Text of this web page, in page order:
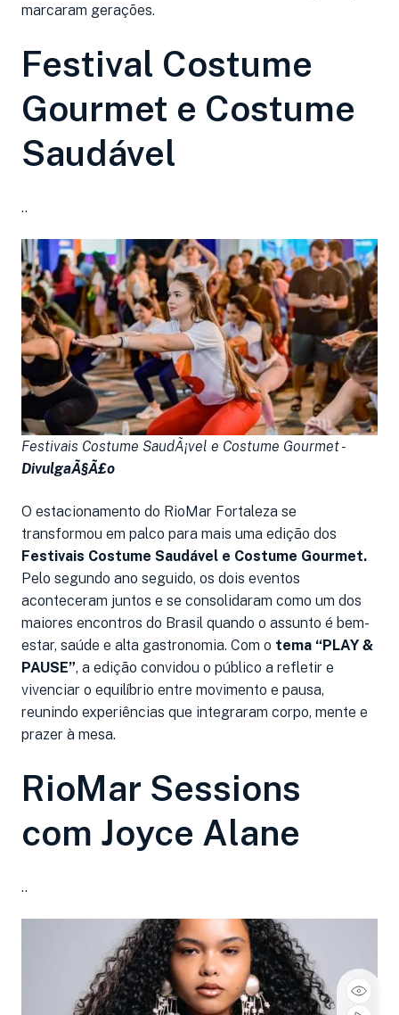
marcaram gerações.
Festival Costume
Gourmet e Costume
Saudável
..
Festivais Costume SaudÃ¡vel e Costume Gourmet -
DivulgaÃ§Ã£o
O estacionamento do RioMar Fortaleza se
transformou em palco para mais uma edição dos
Festivais Costume Saudável e Costume Gourmet.
Pelo segundo ano seguido, os dois eventos
aconteceram juntos e se consolidaram como um dos
maiores encontros do Brasil quando o assunto é bem-
estar, saúde e alta gastronomia. Com o tema “PLAY &
PAUSE”, a edição convidou o público a refletir e
vivenciar o equilíbrio entre movimento e pausa,
reunindo experiências que integraram corpo, mente e
prazer à mesa.
RioMar Sessions
com Joyce Alane
..